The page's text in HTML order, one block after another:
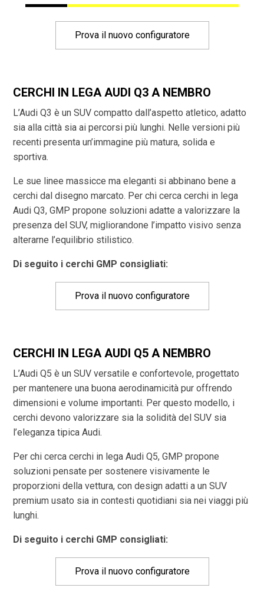
Prova il nuovo configuratore
CERCHI IN LEGA AUDI Q3 A NEMBRO
L’Audi Q3 è un SUV compatto dall’aspetto atletico, adatto
sia alla città sia ai percorsi più lunghi. Nelle versioni più
recenti presenta un’immagine più matura, solida e
sportiva.
Le sue linee massicce ma eleganti si abbinano bene a
cerchi dal disegno marcato. Per chi cerca cerchi in lega
Audi Q3, GMP propone soluzioni adatte a valorizzare la
presenza del SUV, migliorandone l’impatto visivo senza
alterarne l’equilibrio stilistico.
Di seguito i cerchi GMP consigliati:
Prova il nuovo configuratore
CERCHI IN LEGA AUDI Q5 A NEMBRO
L’Audi Q5 è un SUV versatile e confortevole, progettato
per mantenere una buona aerodinamicità pur offrendo
dimensioni e volume importanti. Per questo modello, i
cerchi devono valorizzare sia la solidità del SUV sia
l’eleganza tipica Audi.
Per chi cerca cerchi in lega Audi Q5, GMP propone
soluzioni pensate per sostenere visivamente le
proporzioni della vettura, con design adatti a un SUV
premium usato sia in contesti quotidiani sia nei viaggi più
lunghi.
Di seguito i cerchi GMP consigliati:
Prova il nuovo configuratore